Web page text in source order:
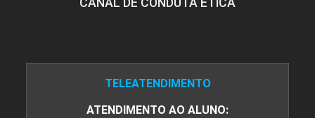
CANAL DE CONDUTA ÉTICA
TELEATENDIMENTO
ATENDIMENTO AO ALUNO: